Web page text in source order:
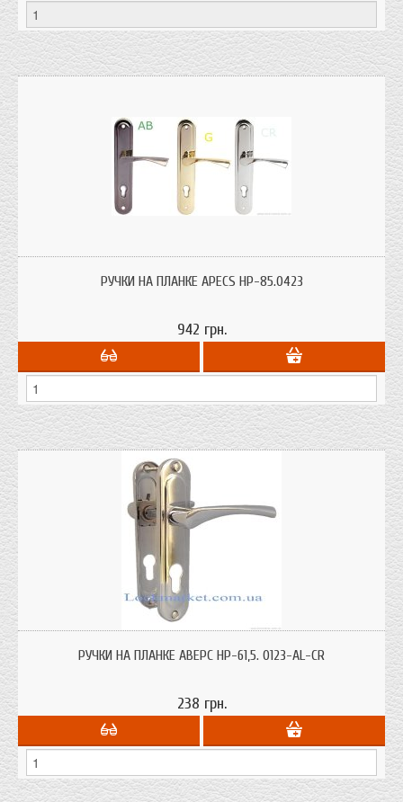
расстоянием 85 ммРУЧКИ НА ПЛАНКЕ APECS HP-85.0423
942 грн.
размером 62 мм. со стяжными винтами для межкомнатных дверей
РУЧКИ НА ПЛАНКЕ АВЕРС HP-61,5. 0123-AL-CR
238 грн.